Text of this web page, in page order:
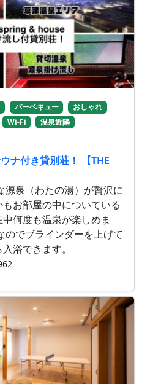
バーベキュー
おしゃれ
Wi-Fi 温泉近隣
ナ付き貸別荘！ 【THE
源泉（わたの湯）が贅沢に
お部屋の中についている
何度も温泉が楽しめま
のでブラインダーを上げて
浴できます。